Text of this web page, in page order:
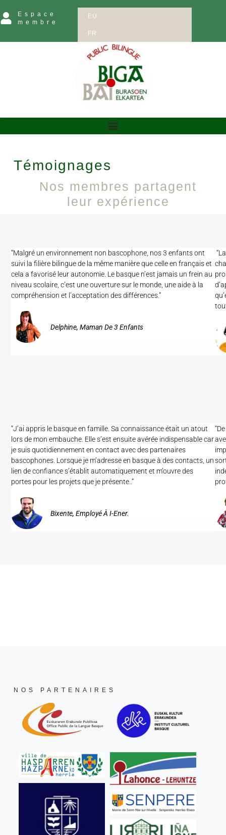
Espace
membre
EU
FR
Témoignages
Nos membres partagent
leur expérience
“Malgré un environnement non bascophone, nos 3 enfants ont
suivi la filière bilingue de la même manière que celle en français et
cela a favorisé leur autonomie. Le basque n’est jamais un frein au
niveau scolaire, c’est une ouverture sur le monde, une aide à la
compréhension et l’acceptation des différences.”
Delphine, Maman De 3 Enfants
“J’ai appris le basque en famille. Sa connaissance était un atout
lors de mon embauche. Elle s’est ensuite avérée indispensable car
je suis quotidiennement en contact avec des partenaires
bascophones. Lorsque je m’adresse en basque à des contacts, un
lien de confiance s’établit automatiquement et m’ouvre des
portes pour les projets que je présente..”
Bixente, Employé À I-Ener.
NOS PARTENAIRES